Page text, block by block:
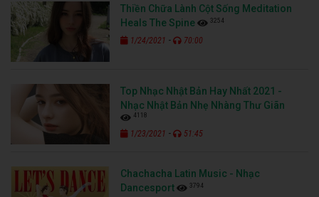
Thiền Chữa Lành Cột Sống Meditation
Heals The Spine
3254
1/24/2021 - 70:00
Top Nhạc Nhật Bản Hay Nhất 2021 -
Nhạc Nhật Bản Nhẹ Nhàng Thư Giãn
4118
1/23/2021 - 51:45
Chachacha Latin Music - Nhạc
Dancesport
3794